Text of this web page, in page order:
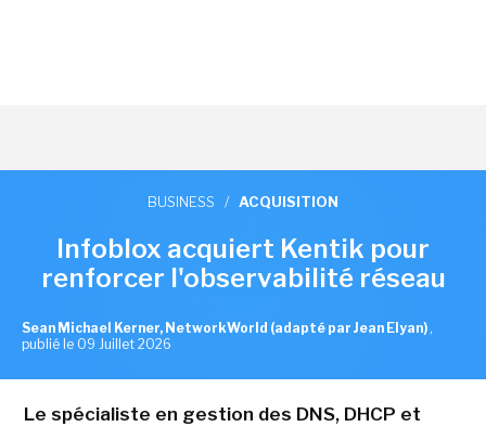
BUSINESS / ACQUISITION
Infoblox acquiert Kentik pour
renforcer l'observabilité réseau
Sean Michael Kerner, NetworkWorld (adapté par Jean Elyan) ,
publié le 09 Juillet 2026
Le spécialiste en gestion des DNS, DHCP et